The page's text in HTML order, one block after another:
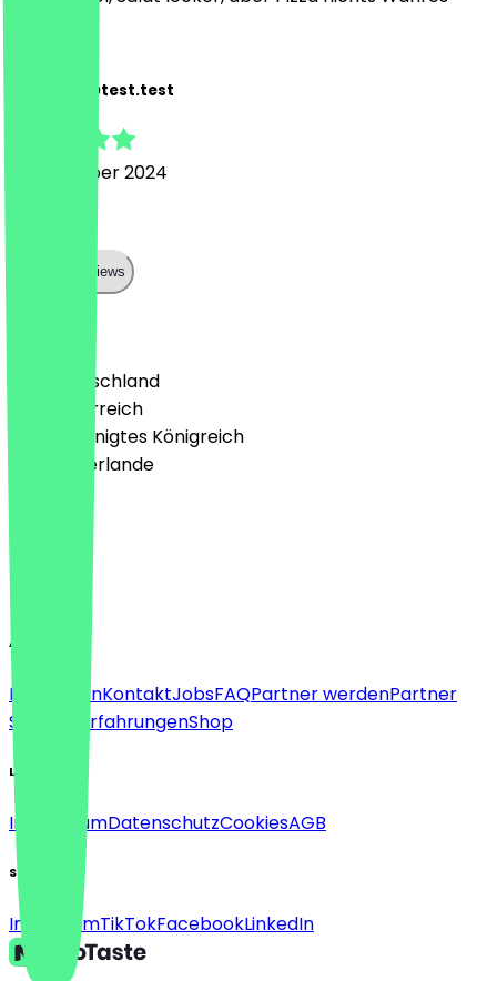
3dittest3@test.test
2. Dezember 2024
Show all reviews
🇩🇪 Deutschland
🇦🇹 Österreich
🇬🇧 Vereinigtes Königreich
🇳🇱 Niederlande
Deutsch
English
About
Für FirmenKontaktJobsFAQPartner werdenPartner
Support
ErfahrungenShop
Legal
ImpressumDatenschutzCookiesAGB
Social
InstagramTikTokFacebookLinkedIn